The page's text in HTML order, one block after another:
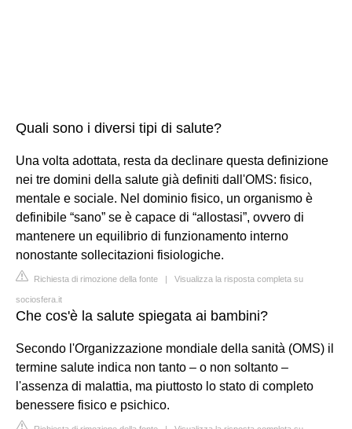
Quali sono i diversi tipi di salute?
Una volta adottata, resta da declinare questa definizione
nei tre domini della salute già definiti dall'OMS: fisico,
mentale e sociale. Nel dominio fisico, un organismo è
definibile “sano” se è capace di “allostasi”, ovvero di
mantenere un equilibrio di funzionamento interno
nonostante sollecitazioni fisiologiche.
Richiesta di rimozione della fonte | Visualizza la risposta completa su
sociosfera.it
Che cos'è la salute spiegata ai bambini?
Secondo l'Organizzazione mondiale della sanità (OMS) il
termine salute indica non tanto – o non soltanto –
l'assenza di malattia, ma piuttosto lo stato di completo
benessere fisico e psichico.